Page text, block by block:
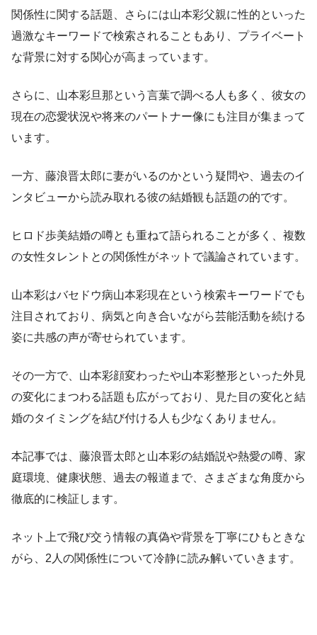
関係性に関する話題、さらには山本彩父親に性的といった
過激なキーワードで検索されることもあり、プライベート
な背景に対する関心が高まっています。
さらに、山本彩旦那という言葉で調べる人も多く、彼女の
現在の恋愛状況や将来のパートナー像にも注目が集まって
います。
一方、藤浪晋太郎に妻がいるのかという疑問や、過去のイ
ンタビューから読み取れる彼の結婚観も話題の的です。
ヒロド歩美結婚の噂とも重ねて語られることが多く、複数
の女性タレントとの関係性がネットで議論されています。
山本彩はバセドウ病山本彩現在という検索キーワードでも
注目されており、病気と向き合いながら芸能活動を続ける
姿に共感の声が寄せられています。
その一方で、山本彩顔変わったや山本彩整形といった外見
の変化にまつわる話題も広がっており、見た目の変化と結
婚のタイミングを結び付ける人も少なくありません。
本記事では、藤浪晋太郎と山本彩の結婚説や熱愛の噂、家
庭環境、健康状態、過去の報道まで、さまざまな角度から
徹底的に検証します。
ネット上で飛び交う情報の真偽や背景を丁寧にひもときな
がら、2人の関係性について冷静に読み解いていきます。